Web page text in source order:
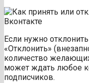
Если нужно
«Отклонить»
количество
может ждать любое
подписчиков.